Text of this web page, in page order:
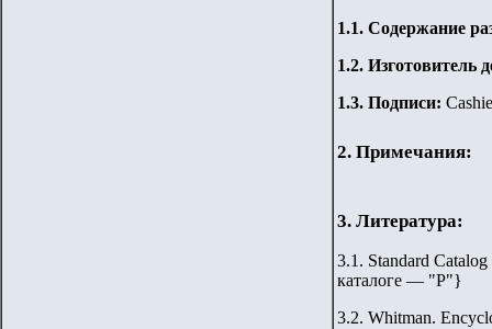
1.1. Содержание
1.2. Изготовитель
1.3. Подписи:
2. Примечания:
3. Литература:
3.1. Standard
каталоге — "Р"}
3.2. Whitman.